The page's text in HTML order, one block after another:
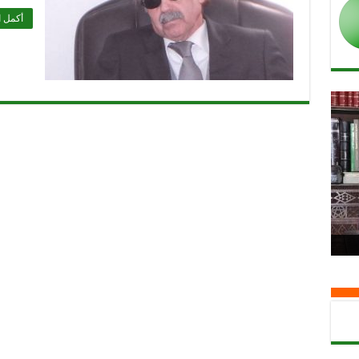
أكمل
بخط